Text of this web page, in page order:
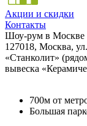
Акции и скидки
Контакты
Шоу-рум в Москве
127018, Москва,
«Станколит»
вывеска
700м от
Большая